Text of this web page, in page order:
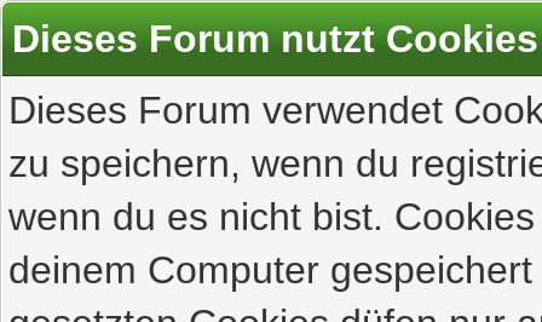
Dieses Forum nutzt Cookies
Dieses Forum verwendet
zu speichern, wenn du
wenn du es nicht bist.
deinem Computer